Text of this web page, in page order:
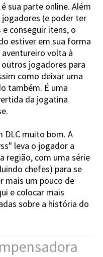
sua parte online. Além
(e poder ter
conseguir itens, o
estiver em sua forma
volta à
jogadores para
como deixar uma
também. É uma
da jogatina
DLC muito bom. A
leva o jogador a
região, com uma série
chefes) para se
mais um pouco de
e colocar mais
sobre a história do